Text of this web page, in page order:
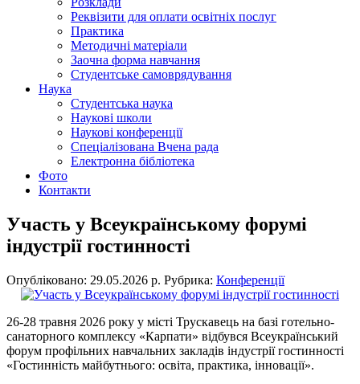
Реквізити для оплати освітніх послуг
Практика
Методичні матеріали
Заочна форма навчання
Студентське самоврядування
Наука
Студентська наука
Наукові школи
Наукові конференції
Спеціалізована Вчена рада
Електронна бібліотека
Фото
Контакти
Участь у Всеукраїнському форумі
індустрії гостинності
Опубліковано: 29.05.2026 р. Рубрика: Конференції
26-28 травня 2026 року у місті Трускавець на базі готельно-
санаторного комплексу «Карпати» відбувся Всеукраїнський
форум профільних навчальних закладів індустрії гостинності
«Гостинність майбутнього: освіта, практика, інновації».